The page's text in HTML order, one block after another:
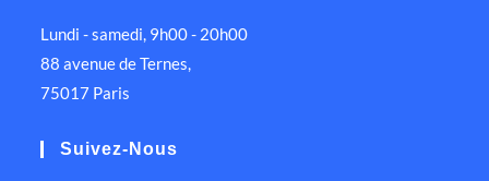
Lundi - samedi, 9h00 - 20h00
88 avenue de Ternes,
75017 Paris
Suivez-Nous